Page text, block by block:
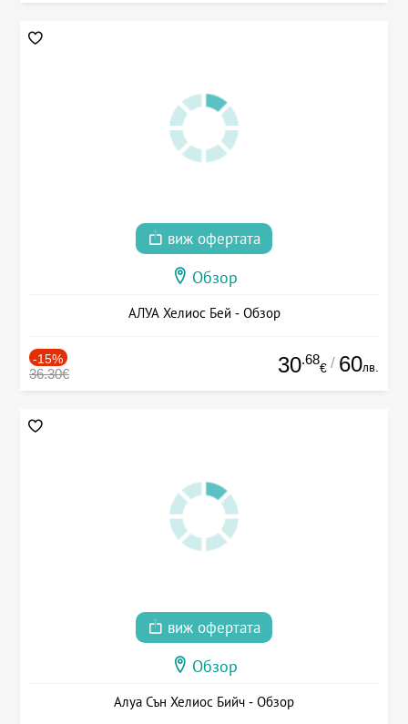
виж офертата
Обзор
АЛУА Хелиос Бей - Обзор
-15%
36.30€ 30.68
€ / 60лв.
виж офертата
Обзор
Алуа Сън Хелиос Бийч - Обзор